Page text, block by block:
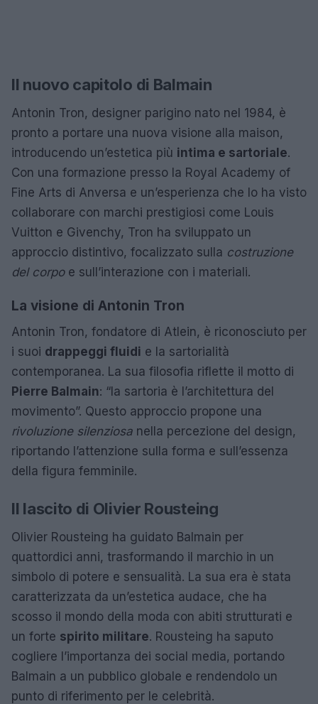
Il nuovo capitolo di Balmain
Antonin Tron, designer parigino nato nel 1984, è
pronto a portare una nuova visione alla maison,
introducendo un’estetica più intima e sartoriale.
Con una formazione presso la Royal Academy of
Fine Arts di Anversa e un’esperienza che lo ha visto
collaborare con marchi prestigiosi come Louis
Vuitton e Givenchy, Tron ha sviluppato un
approccio distintivo, focalizzato sulla costruzione
del corpoe sull’interazione con i materiali.
La visione di Antonin Tron
Antonin Tron, fondatore di Atlein, è riconosciuto per
i suoi drappeggi fluidi e la sartorialità
contemporanea. La sua filosofia riflette il motto di
Pierre Balmain: “la sartoria è l’architettura del
movimento”. Questo approccio propone una
rivoluzione silenziosa nella percezione del design,
riportando l’attenzione sulla forma e sull’essenza
della figura femminile.
Il lascito di Olivier Rousteing
Olivier Rousteing ha guidato Balmain per
quattordici anni, trasformando il marchio in un
simbolo di potere e sensualità. La sua era è stata
caratterizzata da un’estetica audace, che ha
scosso il mondo della moda con abiti strutturati e
un forte spirito militare. Rousteing ha saputo
cogliere l’importanza dei social media, portando
Balmain a un pubblico globale e rendendolo un
punto di riferimento per le celebrità.